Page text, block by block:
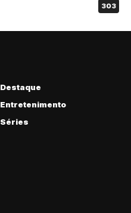
303
Destaque
Entretenimento
Séries